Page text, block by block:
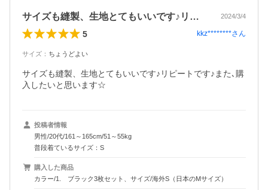
サイズも縫製、生地とてもいいです♪リピ… 2024/3/4
5 kkz********さん
サイズ ： ちょうどよい
サイズも縫製、生地とてもいいです♪リピートです♪また､購
入したいと思います☆
投稿者情報
男性/20代/161～165cm/51～55kg
普段着ているサイズ：S
購入した商品
カラー/1. ブラック3枚セット、サイズ/海外S（日本のMサイズ）